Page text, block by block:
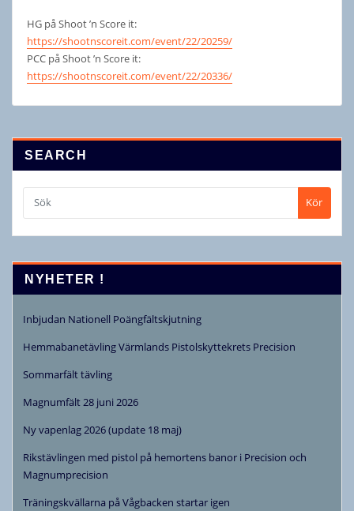
HG på Shoot ’n Score it:
https://shootnscoreit.com/event/22/20259/
PCC på Shoot ’n Score it:
https://shootnscoreit.com/event/22/20336/
SEARCH
Kör
NYHETER !
Inbjudan Nationell Poängfältskjutning
Hemmabanetävling Värmlands Pistolskyttekrets Precision
Sommarfält tävling
Magnumfält 28 juni 2026
Ny vapenlag 2026 (update 18 maj)
Rikstävlingen med pistol på hemortens banor i Precision och
Magnumprecision
Träningskvällarna på Vågbacken startar igen